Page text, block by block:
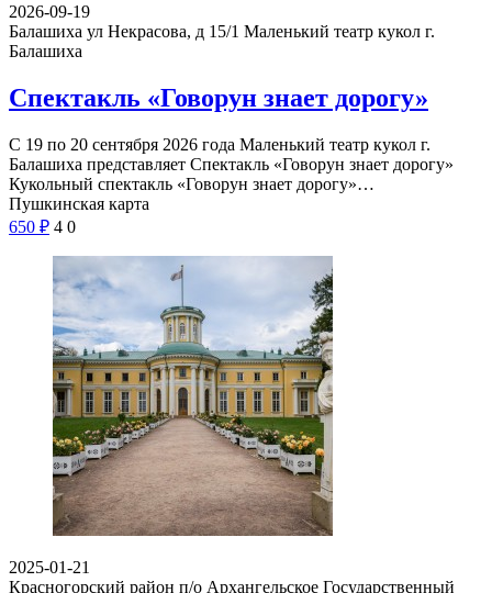
2026-09-19
Балашиха ул Некрасова, д 15/1 Маленький театр кукол г.
Балашиха
Спектакль «Говорун знает дорогу»
С 19 по 20 сентября 2026 года Маленький театр кукол г.
Балашиха представляет Спектакль «Говорун знает дорогу»
Кукольный спектакль «Говорун знает дорогу»…
Пушкинская карта
650 ₽ 4 0
2025-01-21
Красногорский район п/о Архангельское Государственный